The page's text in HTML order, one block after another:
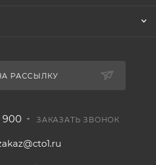
РАССЫЛКУ
900 ЗАКАЗАТЬ ЗВОНОК